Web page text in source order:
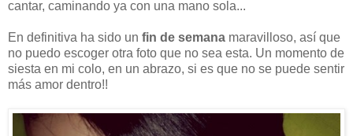
cantar, caminando ya con una mano sola...
En definitiva ha sido un fin de semana maravilloso, así que
no puedo escoger otra foto que no sea esta. Un momento de
siesta en mi colo, en un abrazo, si es que no se puede sentir
más amor dentro!!